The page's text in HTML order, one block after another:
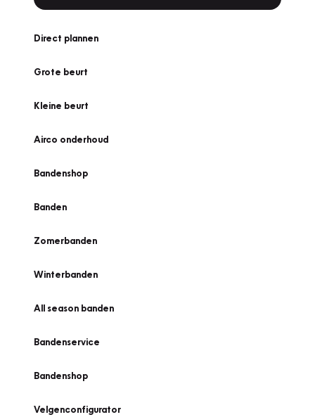
Direct plannen
Grote beurt
Kleine beurt
Airco onderhoud
Bandenshop
Banden
Zomerbanden
Winterbanden
All season banden
Bandenservice
Bandenshop
Velgenconfigurator